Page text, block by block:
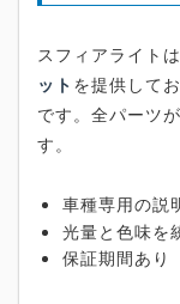
スフィアライトは
ット を提供して
です。全パーツ
す。
車種専用の説
光量と色味を
保証期間あり